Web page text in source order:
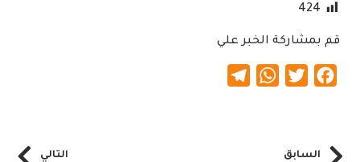
424
قم بمشاركة الخبر علي
Facebook
Twitter
WhatsApp
السابق التالي